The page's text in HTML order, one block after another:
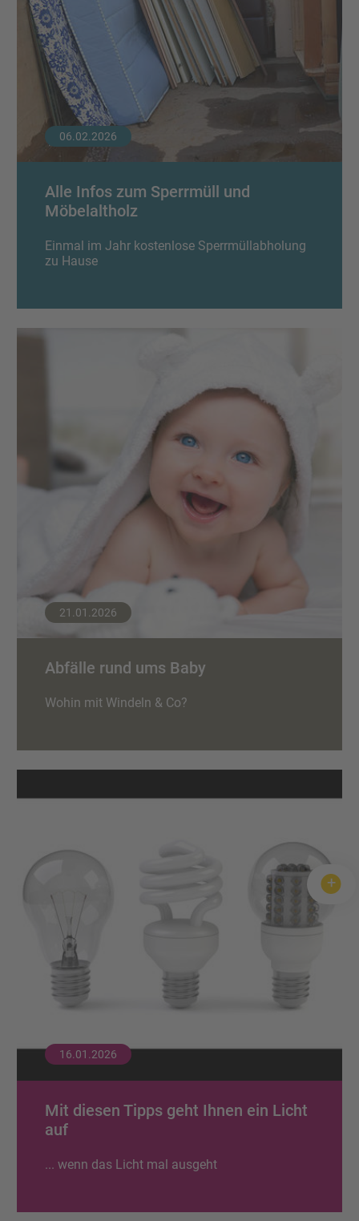
Wertstofftonne
Altglas
Wertstoffsammelstelle
Problemabfall
Sonstige Abfälle
Schadens-/Verlustmeldung
Windelzuschuss
Photovoltaikmodule
Behältergrössen
Private Entsorgungsunternehmen
Tonnenknigge
Augsburger Land Becher
Mitarbeiter
Kontakt
Häufige Fragen
06.02.2026
Alle Infos zum Sperrmüll und
Möbelaltholz
Einmal im Jahr kostenlose Sperrmüllabholung
zu Hause
21.01.2026
Abfälle rund ums Baby
Wohin mit Windeln & Co?
16.01.2026
Mit diesen Tipps geht Ihnen ein Licht
auf
... wenn das Licht mal ausgeht